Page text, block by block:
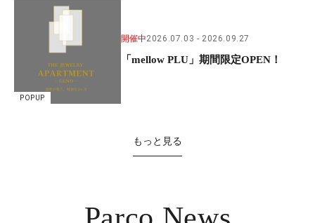
POPUP
開催中2026.07.03 2026.09.27
「mellow PLU」期間限定OPEN！
もっと見る